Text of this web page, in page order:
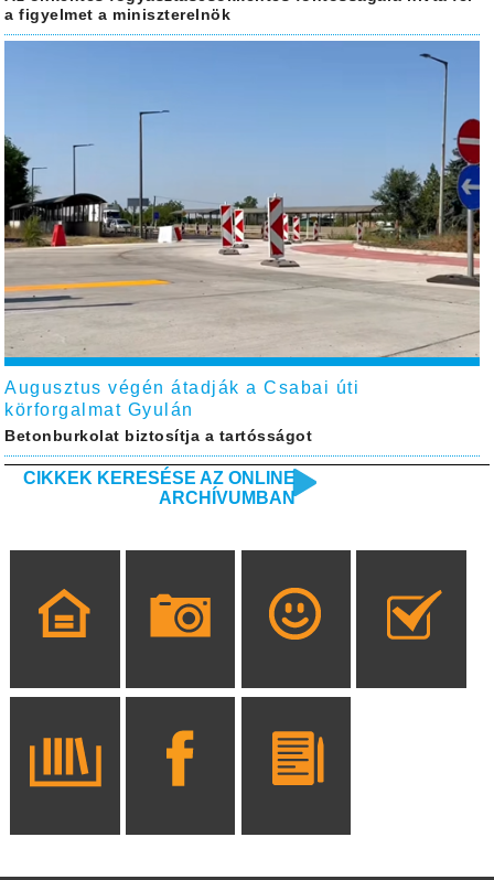
a figyelmet a miniszterelnök
Augusztus végén átadják a Csabai úti
körforgalmat Gyulán
Betonburkolat biztosítja a tartósságot
CIKKEK KERESÉSE AZ ONLINE
ARCHÍVUMBAN